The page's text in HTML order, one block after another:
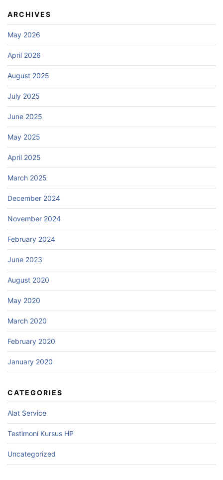
ARCHIVES
May 2026
April 2026
August 2025
July 2025
June 2025
May 2025
April 2025
March 2025
December 2024
November 2024
February 2024
June 2023
August 2020
May 2020
March 2020
February 2020
January 2020
CATEGORIES
Alat Service
Testimoni Kursus HP
Uncategorized